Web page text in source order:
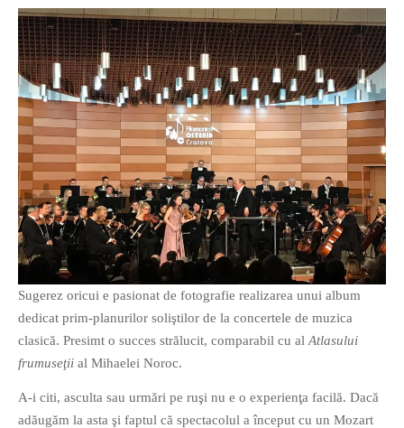
own acrostics and describing
famous movies by using the
very letters of their titles!
RASFOIESTE
PAGINI
Ce fac?
Clasicul „Despre mine…”
Contact
Descarca povestirea Floare
Albastra!
Acrostics!
Sugerez oricui e pasionat de fotografie realizarea unui album
dedicat prim-planurilor soliştilor de la concertele de muzica
clasică. Presimt o succes strălucit, comparabil cu alAtlasului
frumuseţii al Mihaelei Noroc.
A-i citi, asculta sau urmări pe ruşi nu e o experienţa facilă. Dacă
adăugăm la asta şi faptul că spectacolul a început cu un Mozart